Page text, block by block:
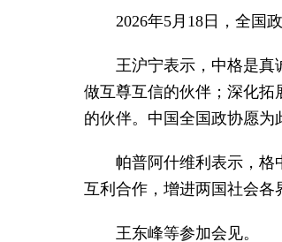
2026年5月18日，全国
王沪宁表示，中格是真
做互尊互信的伙伴；深化
的伙伴。中国全国政协愿为
帕普阿什维利表示，格
互利合作，增进两国社会各
王东峰等参加会见。